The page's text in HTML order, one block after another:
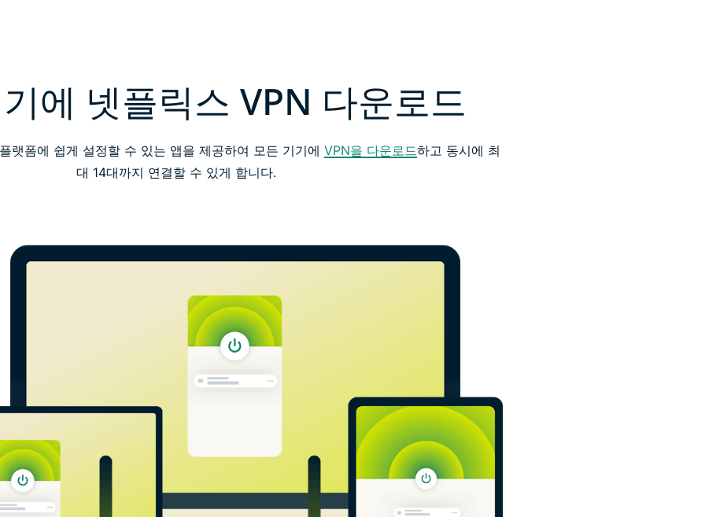
에 넷플릭스 VPN 다운로드
랫폼에 쉽게 설정할 수 있는 앱을 제공하여 모든 기기에 VPN을 다운로드하고 동시에 최
대 14대까지 연결할 수 있게 합니다.